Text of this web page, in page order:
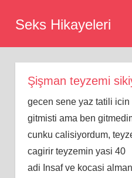
Seks Hikayeleri
Şişman teyzemi
gecen sene yaz tatili
gitmisti ama ben
cunku calisiyordum,
cagirir teyzemin yasi 40
adi Insaf ve kocasi